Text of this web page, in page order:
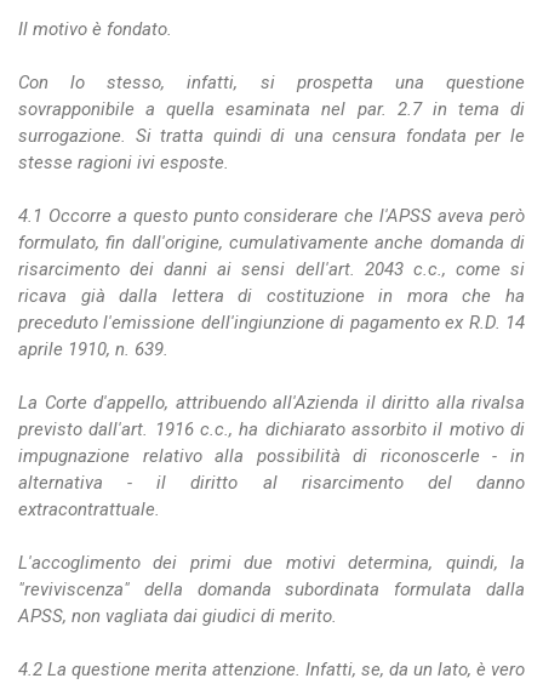
Il motivo è fondato.
Con lo stesso, infatti, si prospetta una questione
sovrapponibile a quella esaminata nel par. 2.7 in tema di
surrogazione. Si tratta quindi di una censura fondata per le
stesse ragioni ivi esposte.
4.1 Occorre a questo punto considerare che l'APSS aveva però
formulato, fin dall'origine, cumulativamente anche domanda di
risarcimento dei danni ai sensi dell'art. 2043 c.c., come si
ricava già dalla lettera di costituzione in mora che ha
preceduto l'emissione dell'ingiunzione di pagamento ex R.D. 14
aprile 1910, n. 639.
La Corte d'appello, attribuendo all'Azienda il diritto alla rivalsa
previsto dall'art. 1916 c.c., ha dichiarato assorbito il motivo di
impugnazione relativo alla possibilità di riconoscerle - in
alternativa - il diritto al risarcimento del danno
extracontrattuale.
L'accoglimento dei primi due motivi determina, quindi, la
"reviviscenza" della domanda subordinata formulata dalla
APSS, non vagliata dai giudici di merito.
4.2 La questione merita attenzione. Infatti, se, da un lato, è vero